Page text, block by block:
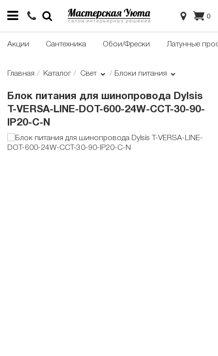
0
Акции Сантехника Обои/Фрески Латунные
Главная Каталог Свет Блоки питания
Блок питания для шинопровода Dylsis
T-VERSA-LINE-DOT-600-24W-CCT-30-90-
IP20-C-N